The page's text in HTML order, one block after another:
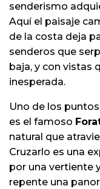
senderismo
Aquí el paisaje
de la costa deja
senderos que
baja, y con vistas
inesperada.
Uno de los
es el famoso
natural que
Cruzarlo es una
por una vertiente
repente una